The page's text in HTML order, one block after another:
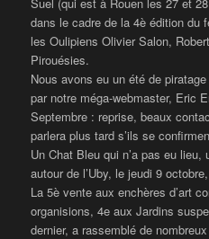
dans le cadre de la 4è édition du
les Oulipiens Olivier Salon,
Pirouésies.
Nous avons eu un été de
par notre méga-webmaster, Eric
Septembre : reprise, beaux
parlera plus tard s’ils se
Un Chat Bleu qui n’a pas eu lieu,
autour de l’Uby, le jeudi 9
La 5è vente aux enchères d’art
organisions, 4e aux Jardins
dernier, a rassemblé de